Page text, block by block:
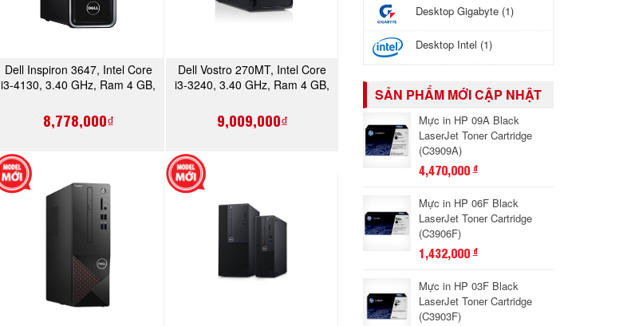
Dell Inspiron 3647, Intel Core
i3-4130, 3.40 GHz, Ram 4 GB,
8,778,000₫
MUA NGAY
Dell Vostro 270MT, Intel Core
i3-3240, 3.40 GHz, Ram 4 GB,
9,009,000₫
MUA NGAY
Desktop Gigabyte (1)
Desktop Intel (1)
SẢN PHẨM MỚI CẬP NHẬT
Mực in HP 09A Black
LaserJet Toner Cartridge
(C3909A)
4,470,000đ
Mực in HP 06F Black
LaserJet Toner Cartridge
(C3906F)
1,432,000đ
Mực in HP 03F Black
LaserJet Toner Cartridge
(C3903F)